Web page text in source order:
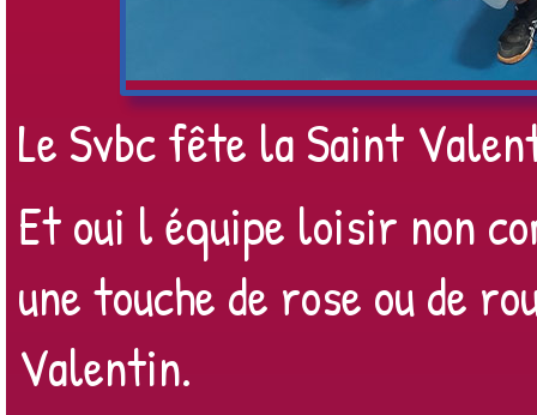
Le Svbc fête la Saint
Et oui l équipe loisir non
une touche de rose ou de
Valentin.